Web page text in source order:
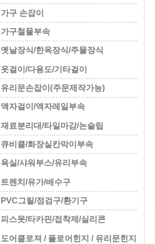
가구 손잡이
가구철물부속
옛날장식/한옥장식/주물장식
옷걸이/다용도/기타걸이
유리문손잡이(주문제작가능)
액자걸이/액자레일부속
재료분리대/타일마감/논슬립
큐비클/화장실칸막이부속
욕실/샤워부스/유리부속
트렌치/유가/배수구
PVC그릴/점검구/환기구
피스못/타카핀/접착제/실리콘
도어클로져 / 플로어힌지 / 유리문힌지